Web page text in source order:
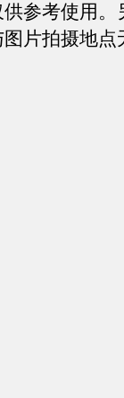
参考使用。
片拍摄地点